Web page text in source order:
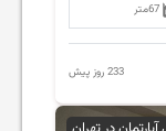
67متر
233 روز پیش